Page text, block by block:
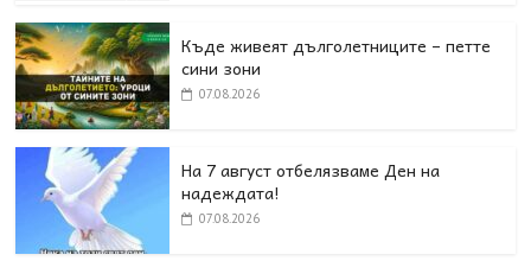
Къде живеят дълголетниците – петте
сини зони
07.08.2026
На 7 август отбелязваме Ден на
надеждата!
07.08.2026